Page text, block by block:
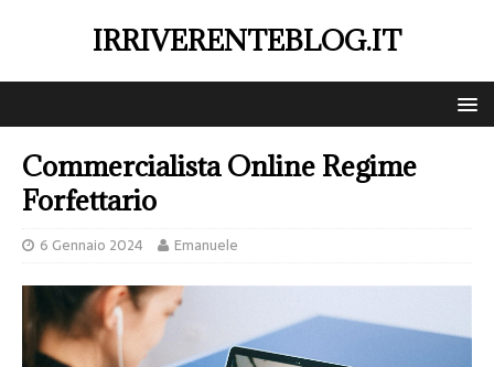
IRRIVERENTEBLOG.IT
Commercialista Online Regime
Forfettario
6 Gennaio 2024 Emanuele